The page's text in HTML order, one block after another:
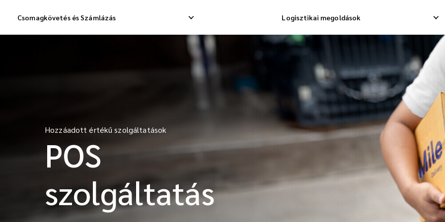
Csomagkövetés és Számlázás Logisztikai megoldások
Belföldi áruszállítás
Nemzetközi cseppszállítás
Nemzetközi konszolidációs hajó
Fordított felvétel
Visszatérési kezelés
Hozzáadott értékű szolgáltatások
POS
szolgáltatás